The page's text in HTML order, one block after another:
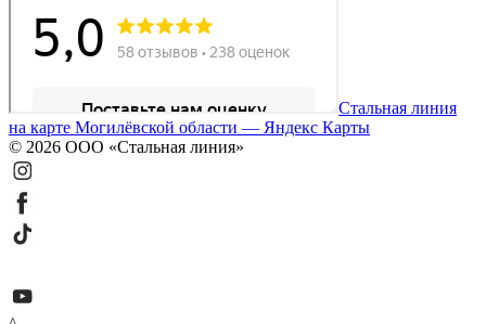
Стальная линия
на карте Могилёвской области — Яндекс Карты
© 2026 ООО «Стальная линия»